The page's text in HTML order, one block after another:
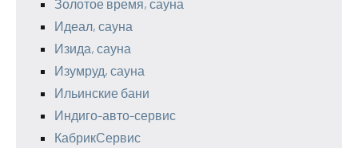
Золотое время, сауна
Идеал, сауна
Изида, сауна
Изумруд, сауна
Ильинские бани
Индиго-авто-сервис
КабрикСервис